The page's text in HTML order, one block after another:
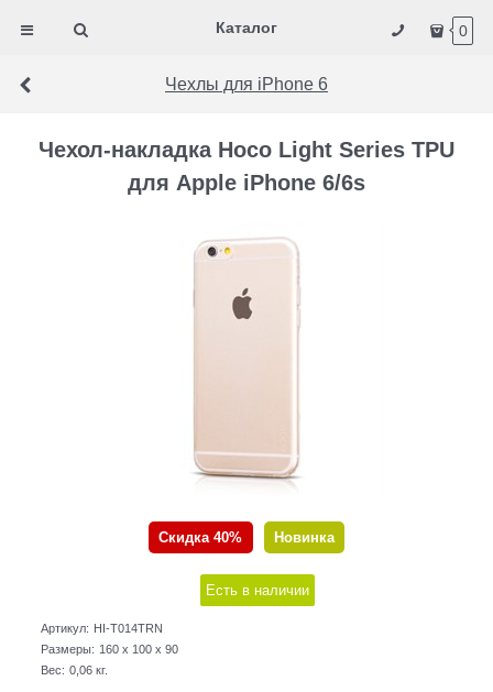
Каталог 0
Чехлы для iPhone 6
Чехол-накладка Hoco Light Series TPU
для Apple iPhone 6/6s
Скидка 40% Новинка
Есть в наличии
Артикул: HI-T014TRN
Размеры: 160 x 100 x 90
Вес: 0,06 кг.